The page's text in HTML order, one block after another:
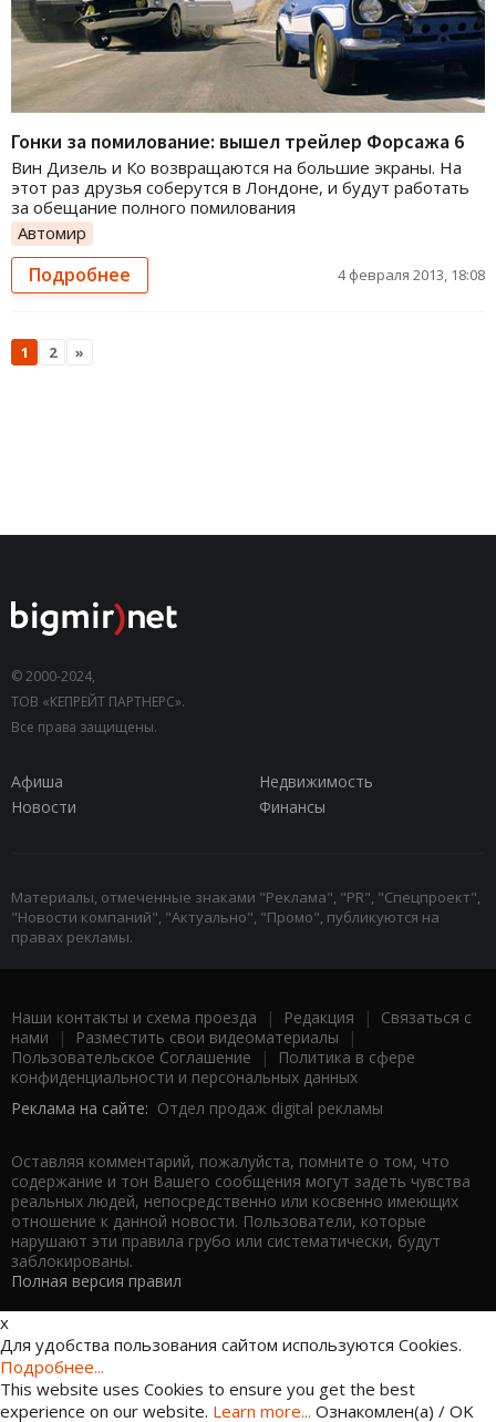
Гонки за помилование: вышел трейлер Форсажа 6
Вин Дизель и Ко возвращаются на большие экраны. На
этот раз друзья соберутся в Лондоне, и будут работать
за обещание полного помилования
Автомир
Подробнее 4 февраля 2013, 18:08
1 2 »
© 2000-2024,
ТОВ «КЕПРЕЙТ ПАРТНЕРС».
Все права защищены.
Афиша
Недвижимость
Новости
Финансы
Материалы, отмеченные знаками "Реклама", "PR", "Спецпроект",
"Новости компаний", "Актуально", "Промо", публикуются на
правах рекламы.
Наши контакты и схема проезда | Редакция | Связаться с
нами | Разместить свои видеоматериалы |
Пользовательское Соглашение |
Политика в сфере
конфиденциальности и персональных данных
Реклама на сайте: Отдел продаж digital рекламы
Оставляя комментарий, пожалуйста, помните о том, что
содержание и тон Вашего сообщения могут задеть чувства
реальных людей, непосредственно или косвенно имеющих
отношение к данной новости. Пользователи, которые
нарушают эти правила грубо или систематически, будут
заблокированы.
Полная версия правил
x
Для удобства пользования сайтом используются Cookies.
Подробнее...
This website uses Cookies to ensure you get the best
experience on our website. Learn more... Ознакомлен(а) / OK